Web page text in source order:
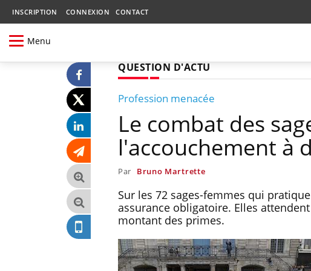
INSCRIPTION CONNEXION CONTACT
Menu
QUESTION D'ACTU
Profession menacée
Le combat des
l'accouchement à
Par Bruno Martrette
Sur les 72 sages-femmes qui
assurance obligatoire. Elles
montant des primes.